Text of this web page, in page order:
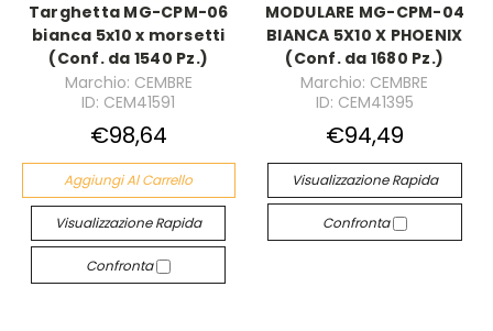
Targhetta MG-CPM-06
bianca 5x10 x morsetti
(Conf. da 1540 Pz.)
Marchio: CEMBRE
ID: CEM41591
€98,64
Aggiungi Al Carrello
Visualizzazione Rapida
Confronta
MODULARE MG-CPM-04
BIANCA 5X10 X PHOENIX
(Conf. da 1680 Pz.)
Marchio: CEMBRE
ID: CEM41395
€94,49
Visualizzazione Rapida
Confronta